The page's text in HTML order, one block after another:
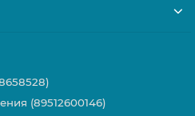
(89512600146)